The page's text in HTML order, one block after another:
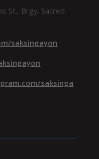
St., Brgy. Sacred
saksingayon
saksinga